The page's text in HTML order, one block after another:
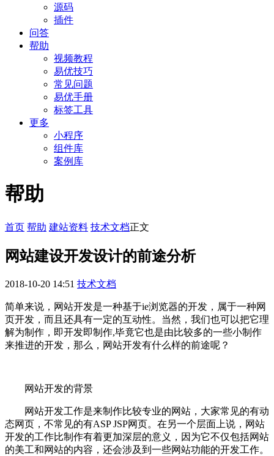
源码
插件
问答
帮助
视频教程
易优技巧
常见问题
易优手册
标签工具
更多
小程序
组件库
案例库
帮助
首页 帮助 建站资料 技术文档正文
网站建设开发设计的前途分析
2018-10-20 14:51 技术文档
简单来说，网站开发是一种基于ie浏览器的开发，属于一种网
页开发，而且还具有一定的互动性。当然，我们也可以把它理
解为制作，即开发即制作,毕竟它也是由比较多的一些小制作
来推进的开发，那么，网站开发有什么样的前途呢？
网站开发的背景
网站开发工作是来制作比较专业的网站，大家常见的有动
态网页，不常见的有ASP JSP网页。在另一个层面上说，网站
开发的工作比制作有着更加深层的意义，因为它不仅包括网站
的美工和网站的内容，还会涉及到一些网站功能的开发工作。